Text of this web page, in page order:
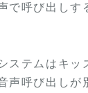
で呼び出しす
ステムはキッ
声呼び出しが